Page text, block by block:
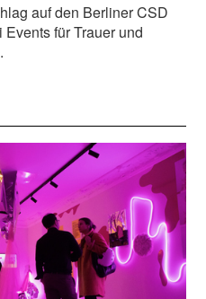
auf den Berliner CSD
für Trauer und